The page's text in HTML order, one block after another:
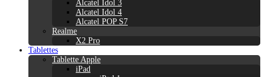
Alcatel Idol 3
Alcatel Idol 4
Alcatel POP S7
Realme
X2 Pro
Tablettes
Tablette Apple
iPad